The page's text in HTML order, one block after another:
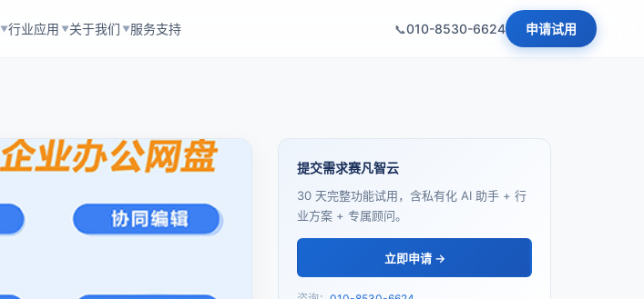
▼行业应用 ▼关于我们 ▼服务支持 010-8530-6624 申请试用
提交需求赛凡智云
30 天完整功能试用，含私有化 AI 助手 + 行
业方案 + 专属顾问。
立即申请 →